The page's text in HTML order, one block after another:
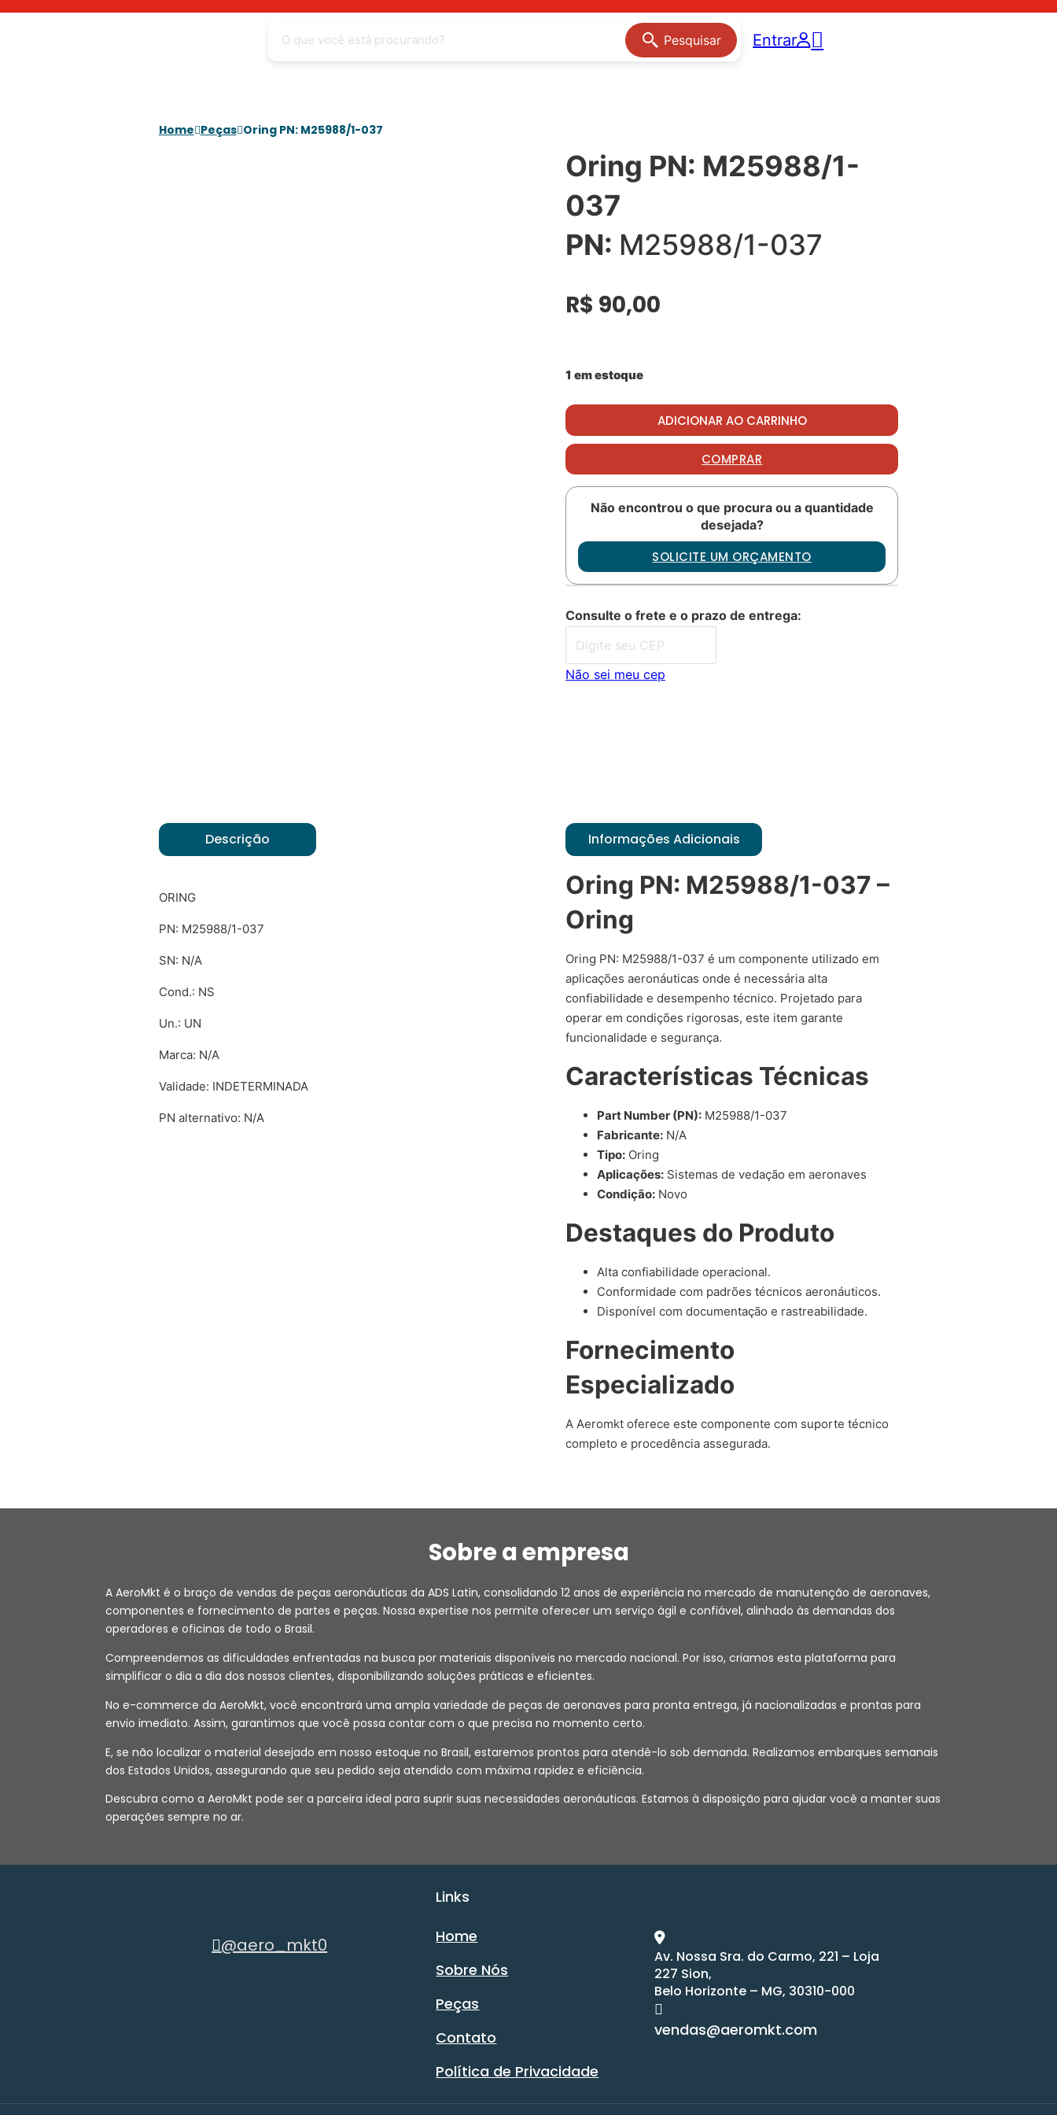
Pesquisar Entrar
Home Peças Oring PN: M25988/1-037
Oring PN: M25988/1-
037
PN: M25988/1-037
R$ 90,00
1 em estoque
Oring PN: M25988/1-037 quantidade
ADICIONAR AO CARRINHO
COMPRAR
Não encontrou o que procura ou a quantidade
desejada?
SOLICITE UM ORÇAMENTO
Consulte o frete e o prazo de entrega:
Não sei meu cep
Descrição
ORING
PN: M25988/1-037
SN: N/A
Cond.: NS
Un.: UN
Marca: N/A
Validade: INDETERMINADA
PN alternativo: N/A
Informações Adicionais
Oring PN: M25988/1-037 –
Oring
Oring PN: M25988/1-037 é um componente utilizado em
aplicações aeronáuticas onde é necessária alta
confiabilidade e desempenho técnico. Projetado para
operar em condições rigorosas, este item garante
funcionalidade e segurança.
Características Técnicas
Part Number (PN): M25988/1-037
Fabricante: N/A
Tipo: Oring
Aplicações: Sistemas de vedação em aeronaves
Condição: Novo
Destaques do Produto
Alta confiabilidade operacional.
Conformidade com padrões técnicos aeronáuticos.
Disponível com documentação e rastreabilidade.
Fornecimento
Especializado
A Aeromkt oferece este componente com suporte técnico
completo e procedência assegurada.
Sobre a empresa
A AeroMkt é o braço de vendas de peças aeronáuticas da ADS Latin, consolidando 12 anos de experiência no mercado de manutenção de aeronaves,
componentes e fornecimento de partes e peças. Nossa expertise nos permite oferecer um serviço ágil e confiável, alinhado às demandas dos
operadores e oficinas de todo o Brasil.
Compreendemos as dificuldades enfrentadas na busca por materiais disponíveis no mercado nacional. Por isso, criamos esta plataforma para
simplificar o dia a dia dos nossos clientes, disponibilizando soluções práticas e eficientes.
No e-commerce da AeroMkt, você encontrará uma ampla variedade de peças de aeronaves para pronta entrega, já nacionalizadas e prontas para
envio imediato. Assim, garantimos que você possa contar com o que precisa no momento certo.
E, se não localizar o material desejado em nosso estoque no Brasil, estaremos prontos para atendê-lo sob demanda. Realizamos embarques semanais
dos Estados Unidos, assegurando que seu pedido seja atendido com máxima rapidez e eficiência.
Descubra como a AeroMkt pode ser a parceira ideal para suprir suas necessidades aeronáuticas. Estamos à disposição para ajudar você a manter suas
operações sempre no ar.
@aero_mkt0
Links
Home
Sobre Nós
Peças
Contato
Política de Privacidade
Av. Nossa Sra. do Carmo, 221 – Loja
227 Sion,
Belo Horizonte – MG, 30310-000
vendas@aeromkt.com